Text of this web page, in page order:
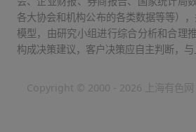
各大协会和机构公布的各类数据等等）
模型，由研究小组进行综合分析和合理
构成决策建议，客户决策应自主判断，与
Copyright © 2000 - 2026 上海有色